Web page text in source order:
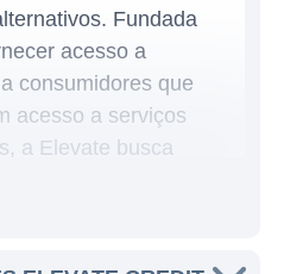
Fundada
acesso a
consumidores que
acesso a serviços
a Elevate busca
aqueles que
financeiro